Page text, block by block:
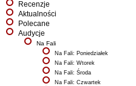
Recenzje
Aktualności
Polecane
Audycje
Na Fali
Na Fali: Poniedziałek
Na Fali: Wtorek
Na Fali: Środa
Na Fali: Czwartek